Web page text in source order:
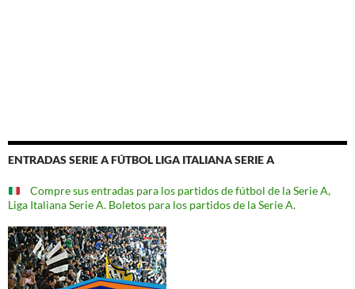
ENTRADAS SERIE A FÚTBOL LIGA ITALIANA SERIE A
Compre sus entradas para los partidos de fútbol de la Serie A,
Liga Italiana Serie A. Boletos para los partidos de la Serie A.